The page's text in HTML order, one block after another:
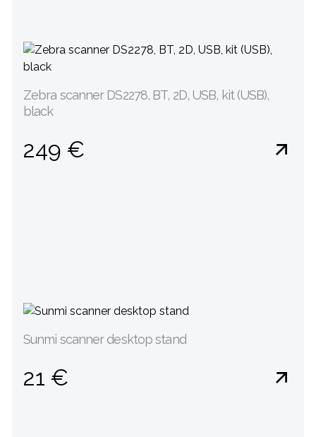
Zebra scanner DS2278, BT, 2D, USB, kit (USB),
black
249 €
Sunmi scanner desktop stand
21 €